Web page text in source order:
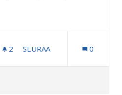
mukaan: Yhteisöllisyys
2 2 SEURAAJAA
SEURAA 0